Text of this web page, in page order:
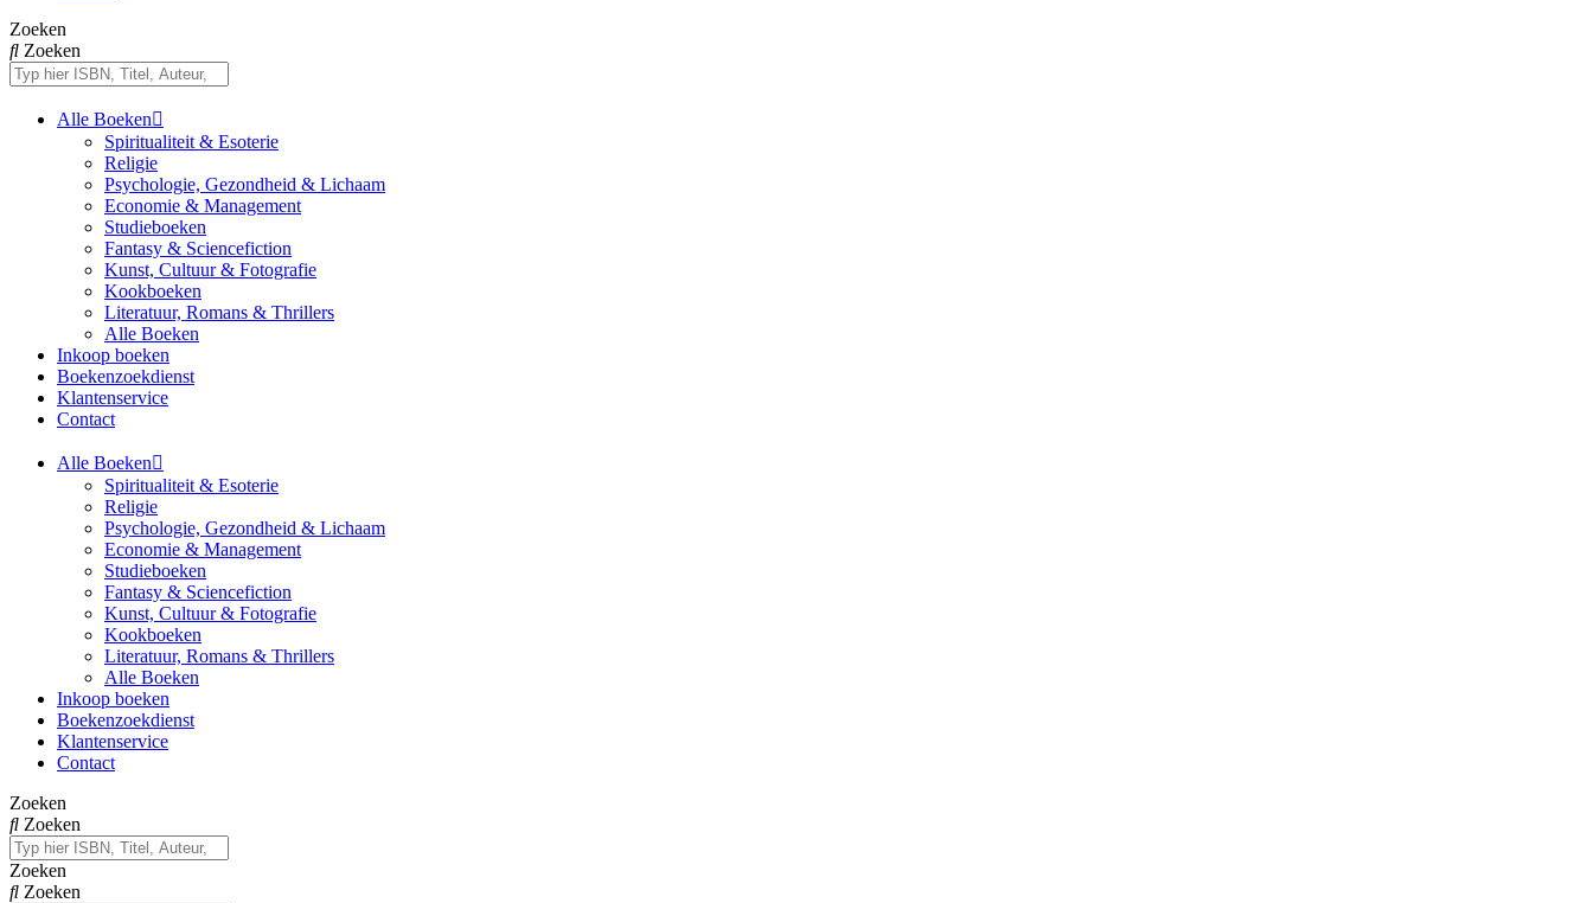
Zoeken
Zoeken
Alle Boeken
Spiritualiteit & Esoterie
Religie
Psychologie, Gezondheid & Lichaam
Economie & Management
Studieboeken
Fantasy & Sciencefiction
Kunst, Cultuur & Fotografie
Kookboeken
Literatuur, Romans & Thrillers
Alle Boeken
Inkoop boeken
Boekenzoekdienst
Klantenservice
Contact
Alle Boeken
Spiritualiteit & Esoterie
Religie
Psychologie, Gezondheid & Lichaam
Economie & Management
Studieboeken
Fantasy & Sciencefiction
Kunst, Cultuur & Fotografie
Kookboeken
Literatuur, Romans & Thrillers
Alle Boeken
Inkoop boeken
Boekenzoekdienst
Klantenservice
Contact
Zoeken
Zoeken
Zoeken
Zoeken